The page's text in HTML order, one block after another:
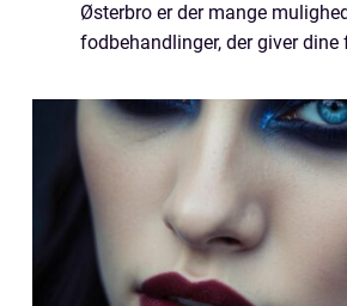
Østerbro er der mange
fodbehandlinger, der giver dine
handle...